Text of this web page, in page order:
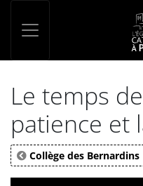
Le temps
patience et
Collège des Bernardins
Panneau de gestion des